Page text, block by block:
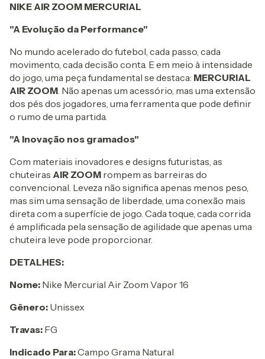
NIKE AIR ZOOM MERCURIAL
"A Evolução da Performance"
No mundo acelerado do futebol, cada passo, cada
movimento, cada decisão conta. E em meio à intensidade
do jogo, uma peça fundamental se destaca: MERCURIAL
AIR ZOOM. Não apenas um acessório, mas uma extensão
dos pés dos jogadores, uma ferramenta que pode definir
o rumo de uma partida.
"A Inovação nos gramados"
Com materiais inovadores e designs futuristas, as
chuteiras AIR ZOOM rompem as barreiras do
convencional. Leveza não significa apenas menos peso,
mas sim uma sensação de liberdade, uma conexão mais
direta com a superfície de jogo. Cada toque, cada corrida
é amplificada pela sensação de agilidade que apenas uma
chuteira leve pode proporcionar.
DETALHES:
Nome: Nike Mercurial Air Zoom Vapor 16
Gênero: Unissex
Travas: FG
Indicado Para:Campo Grama Natural